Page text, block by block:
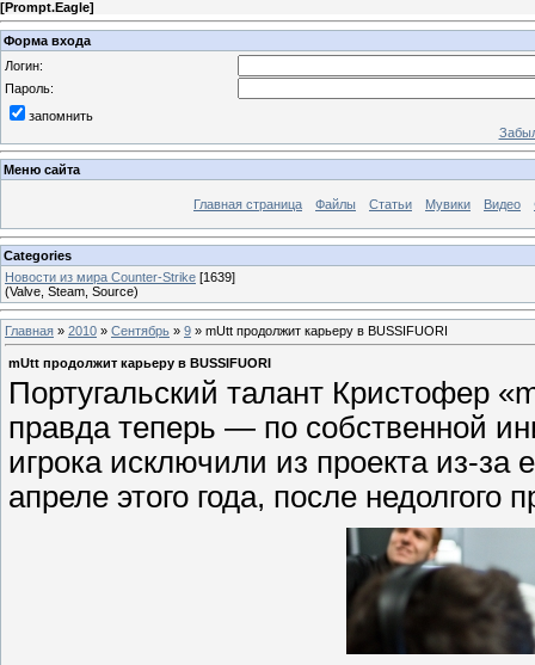
[Prompt.Eagle]
Форма входа
Логин:
Пароль:
запомнить
Меню сайта
Главная страница Файлы Статьи Мувики Видео
Categories
Новости из мира Counter-Strike [1639]
(Valve, Steam, Source)
Главная » 2010 » Сентябрь » 9 » mUtt продолжит карьеру в BUSSIFUORI
mUtt продолжит карьеру в BUSSIFUORI
Португальский талант Кристофер
правда теперь — по собственной
игрока исключили из проекта из-за
апреле этого года, после